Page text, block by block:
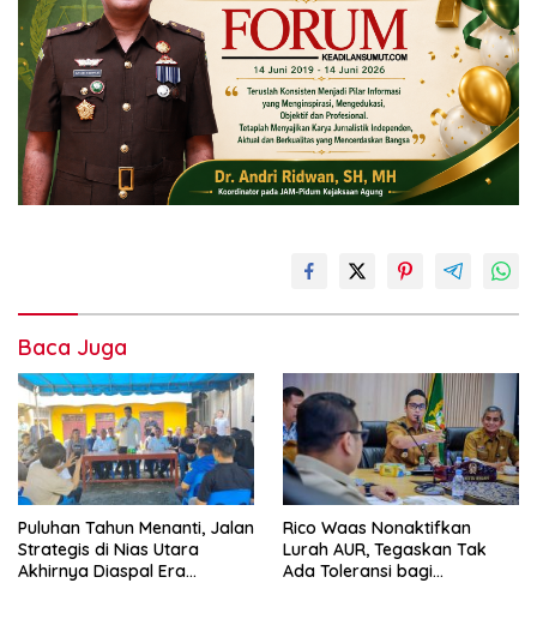
Baca Juga
Puluhan Tahun Menanti, Jalan
Strategis di Nias Utara
Akhirnya Diaspal Era
Rico Waas Nonaktifkan
Lurah AUR, Tegaskan Tak
Ada Toleransi bagi